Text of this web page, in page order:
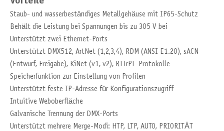
Staub- und wasserbeständiges Metallgehäuse mit IP65-Schutz
Behält die Leistung bei Spannungen bis zu 305 V bei
Unterstützt zwei Ethernet-Ports
Unterstützt DMX512, ArtNet (1,2,3,4), RDM (ANSI E1.20), sACN
(Entwurf, Freigabe), KiNet (v1, v2), RTTrPL-Protokolle
Speicherfunktion zur Einstellung von Profilen
Unterstützt feste IP-Adresse für Konfigurationszugriff
Intuitive Weboberfläche
Galvanische Trennung der DMX-Ports
Unterstützt mehrere Merge-Modi: HTP, LTP, AUTO, PRIORITÄT